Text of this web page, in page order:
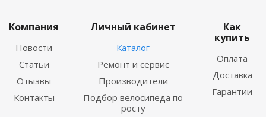
Компания
Новости
Статьи
Отызвы
Контакты
Личный кабинет
Каталог
Ремонт и сервис
Производители
Подбор велосипеда по
росту
Как
купить
Оплата
Доставка
Гарантии